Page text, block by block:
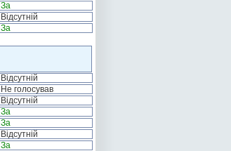
За
Відсутній
За
Відсутній
Не голосував
Відсутній
За
За
Відсутній
За